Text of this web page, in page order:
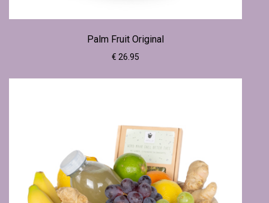
Palm Fruit Original
€ 26.95